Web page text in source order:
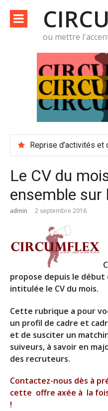
contenu
ou mettre
Le CV du
ensemble
admin 2 septembre 2016
propose depuis le début
intitulée le CV du mois.
Cette rubrique a pour
un profil de cadre et
et de susciter un
suiveurs, à savoir en
des recruteurs.
Contactez-nous dès à
cette offre axée à la
!